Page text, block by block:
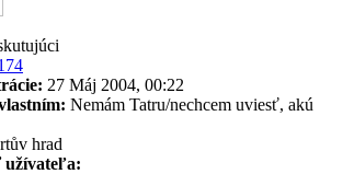
27 Máj 2004, 00:22
Nemám Tatru/nechcem uviesť, akú
hrad